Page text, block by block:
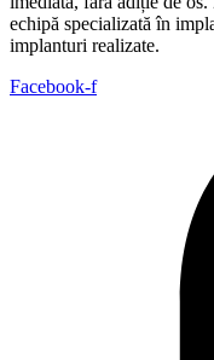
echipă specializată în
implanturi realizate.
Facebook-f